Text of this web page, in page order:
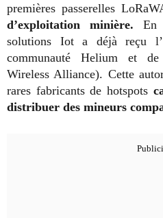
premières passerelles
d’exploitation minière. En
solutions Iot a déjà reçu
communauté Helium et
Wireless Alliance). Cette
rares fabricants de hotspots
distribuer des mineurs